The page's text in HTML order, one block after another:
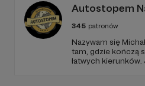
Autostopem
345 patronów
Nazywam się
tam, gdzie kończą się drogi.
łatwych kierunków. Jeśli tu jesteś, to znaczy,